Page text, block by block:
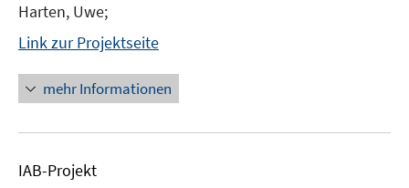
Harten, Uwe;
Link zur Projektseite
mehr Informationen
IAB-Projekt